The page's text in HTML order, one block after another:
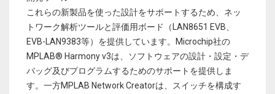
これらの新製品を使った設計をサポートするため、ネッ
トワーク解析ツールと評価用ボード（LAN8651 EVB、
EVB-LAN9383等）を提供しています。Microchip社の
MPLAB® Harmony v3は、ソフトウェアの設計・設定・デ
バッグ及びプログラムするためのサポートを提供しま
す。一方MPLAB Network Creatorは、スイッチを構成す